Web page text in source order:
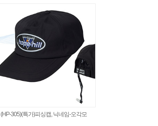
(HP-305)(특가)피싱캡, 닉네임-오각모